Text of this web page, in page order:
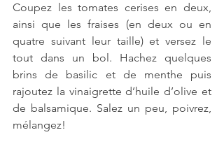
Coupez les tomates cerises en deux,
ainsi que les fraises (en deux ou en
quatre suivant leur taille) et versez le
tout dans un bol. Hachez quelques
brins de basilic et de menthe puis
rajoutez la vinaigrette d’huile d’olive et
de balsamique. Salez un peu, poivrez,
mélangez!